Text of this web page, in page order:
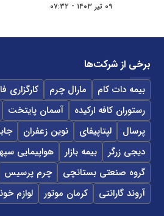
۰۹ تیر ۱۴۰۳ - ۰۷:۳۲
برخی از شرکت‌ها
بیمه دات کام مارال چرم کارگزاری
رستوران کافه ارکیده
آسمان پایتخت
پرسال
لپتاپیفای نوین زعفران
دیجی زرگر
بیمه بازار
هواپیمایی
گروه صنعتی بستانچی
چرم پرسیس
آروند گارانتی
کرمان موتور لوازم